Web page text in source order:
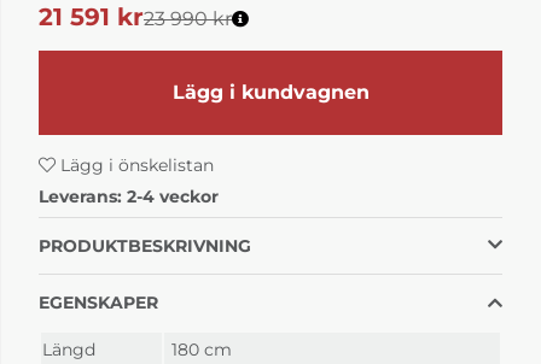
21 591 kr23 990 kr
Lägg i kundvagnen
Lägg i önskelistan
Leverans: 2-4 veckor
PRODUKTBESKRIVNING
EGENSKAPER
Längd
180 cm